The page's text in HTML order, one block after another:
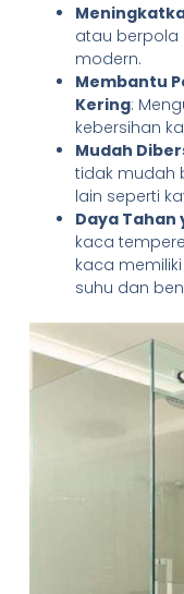
atau berpola
modern.
Membantu
Kering:
kebersihan
Mudah
tidak mudah
lain seperti
Daya Tahan
kaca
kaca
suhu dan